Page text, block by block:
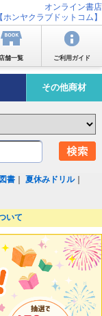
オンライン書店
【ホンヤクラブドットコム】
店舗一覧 ご利用ガイド
その他商材
書 ｜夏休みドリル｜
いて